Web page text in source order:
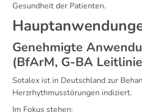
Gesundheit der Patienten.
Genehmigte
(BfArM, G-BA
Sotalex ist in Deutschland zur
Herzrhythmusstörungen indiziert.
Im Fokus stehen: